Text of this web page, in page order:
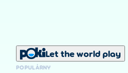
Let the world play
POPULÁRNY